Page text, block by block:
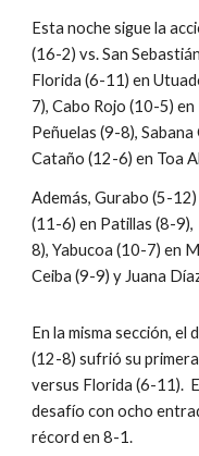
Esta noche sigue la
(16-2) vs. San
Florida (6-11) en
7), Cabo Rojo (10-5)
Peñuelas (9-8),
Cataño (12-6) en Toa
Además, Gurabo (5-
(11-6) en Patillas (8-9),
8), Yabucoa (10-7) en
Ceiba (9-9) y Juana
En la misma sección, el
(12-8) sufrió su
versus Florida (6-11).
desafío con ocho
récord en 8-1.